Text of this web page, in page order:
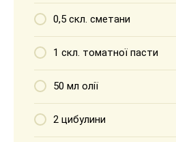
0,5 скл. сметани
1 скл. томатної пасти
50 мл олії
2 цибулини